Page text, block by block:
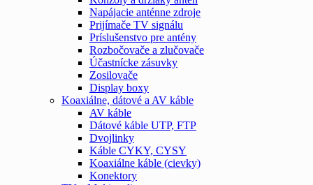
Napájacie anténne zdroje
Prijímače TV signálu
Príslušenstvo pre antény
Rozbočovače a zlučovače
Účastnícke zásuvky
Zosilovače
Display boxy
Koaxiálne, dátové a AV káble
AV káble
Dátové káble UTP, FTP
Dvojlinky
Káble CYKY, CYSY
Koaxiálne káble (cievky)
Konektory